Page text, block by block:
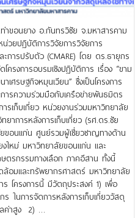
ขอนยาง อ.กันทรวิชัย จ.มหาสารคาม
วยปฏิบัติการวิจัยการวิจัยการ
การปรับตัว (CMARE) โดย ดร.ธายุกร
ครงการอบรมเชิงปฏิบัติการ เรื่อง “ขาม
เศรษฐกิจหมุนเวียน” ซึ่งเป็นโครงการ
รความร่วมมือกับเครือข่ายพันธมิตร
รเก็บเกี่ยว หน่วยงานร่วมมหาวิทยาลัย
าการหลังการเก็บเกี่ยว (รศ.ดร.ชัย
อนแก่น ศูนย์รวมผู้เชี่ยวชาญทางด้าน
งใหม่ มหาวิทยาลัยขอนแก่น และ
ตรกรรมทางเลือก ภาคอีสาน ทั้งนี้
มและทรัพยากรศาสตร์ มหาวิทยาลัย
ร โครงการนี้ มีวัตถุประสงค์ 1) เพื่อ
ร ในการจัดการหลังการเก็บเกี่ยววัสดุ
ลค่าสูง 2) …